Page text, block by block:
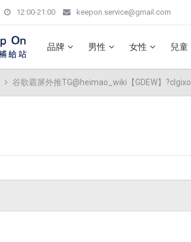
12:00-21:00 keepon.service@gmail.com
品牌 男性 女性 兒童
谷歌霸屏外推TG@heimao_wiki【GDEW】?clgixo